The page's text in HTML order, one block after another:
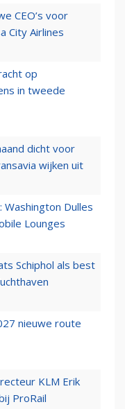
CEO’s voor
City Airlines
op
in tweede
dicht voor
wijken uit
Washington Dulles
Lounges
Schiphol als best
nieuwe route
KLM Erik
ProRail